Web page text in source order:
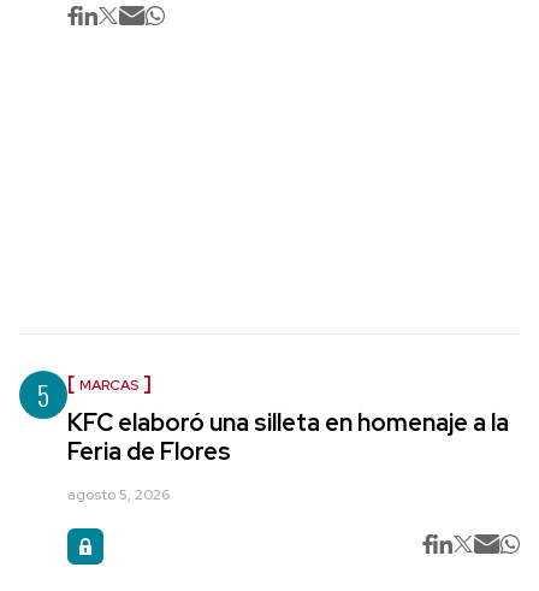
5 MARCAS
KFC elaboró una silleta en homenaje a la
Feria de Flores
agosto 5, 2026